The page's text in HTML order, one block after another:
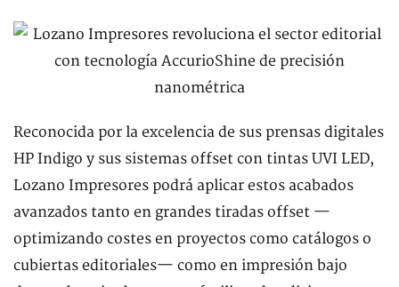
Reconocida por la excelencia de sus prensas digitales
HP Indigo y sus sistemas offset con tintas UVI LED,
Lozano Impresores podrá aplicar estos acabados
avanzados tanto en grandes tiradas offset —
optimizando costes en proyectos como catálogos o
cubiertas editoriales— como en impresión bajo